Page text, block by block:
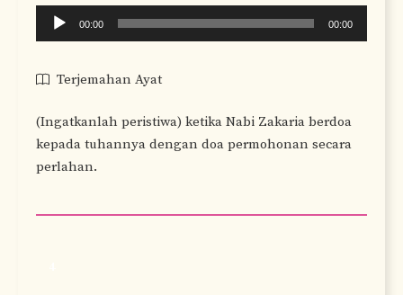
Audio
Player
00:00 00:00
Terjemahan Ayat
(Ingatkanlah peristiwa) ketika Nabi Zakaria berdoa
kepada tuhannya dengan doa permohonan secara
perlahan.